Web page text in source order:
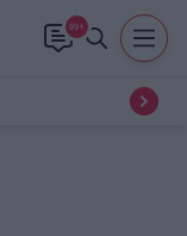
99+